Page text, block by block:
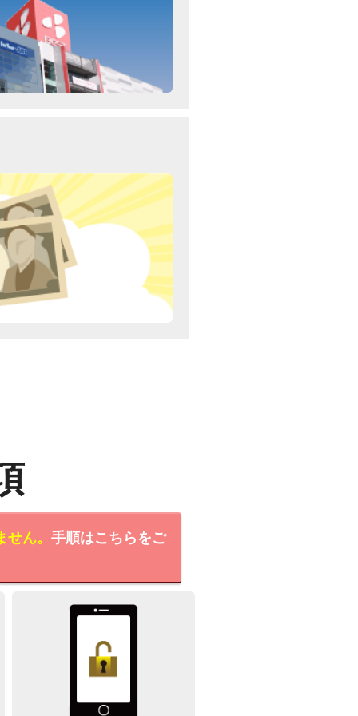
ん。 手順はこちらをご